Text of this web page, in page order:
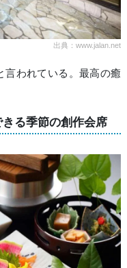
出典：www.jalan.net
言われている。最高の癒
る季節の創作会席